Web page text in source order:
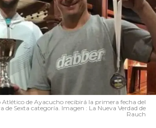
de Ayacucho recibirá la primera fecha del
de Sexta categoría. Imagen : La Nueva Verdad de
Rauch